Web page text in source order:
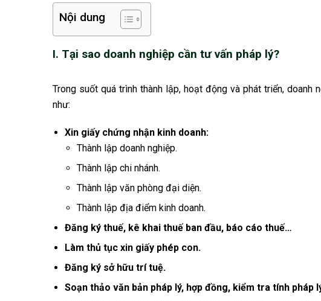
Nội dung
I. Tại sao doanh nghiệp cần tư vấn pháp lý?
Trong suốt quá trình thành lập, hoạt động và phát triển,
như:
Xin giấy chứng nhận kinh doanh:
Thành lập doanh nghiệp.
Thành lập chi nhánh.
Thành lập văn phòng đại diện.
Thành lập địa điểm kinh doanh.
Đăng ký thuế, kê khai thuế ban đầu, báo cáo thuế…
Làm thủ tục xin giấy phép con.
Đăng ký sở hữu trí tuệ.
Soạn thảo văn bản pháp lý, hợp đồng, kiểm tra tính pháp